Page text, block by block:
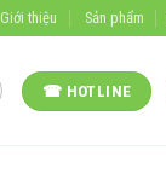
Giới thiệu Sản phẩm
☎ HOTLINE